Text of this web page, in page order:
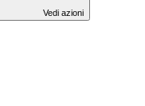
Vedi azioni